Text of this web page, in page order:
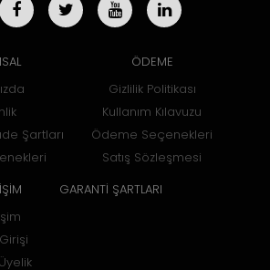
Şartları
ÖDEME
Gizlilik Politikası
Kullanım Kılavuzu
Ödeme Seçenekleri
Satış Sözleşmesi
GARANTİ ŞARTLARI